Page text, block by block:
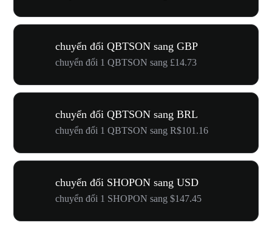
chuyển đổi QBTSON sang GBP
chuyển đổi 1 QBTSON sang £14.73
chuyển đổi QBTSON sang BRL
chuyển đổi 1 QBTSON sang R$101.16
chuyển đổi SHOPON sang USD
chuyển đổi 1 SHOPON sang $147.45